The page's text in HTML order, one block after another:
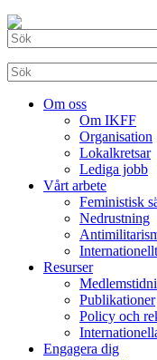
Om oss
Om IKFF
Organisation
Lokalkretsar
Lediga jobb
Vårt arbete
Feministisk
Nedrustning
Resurser
Publikationer
Policy och
Engagera dig